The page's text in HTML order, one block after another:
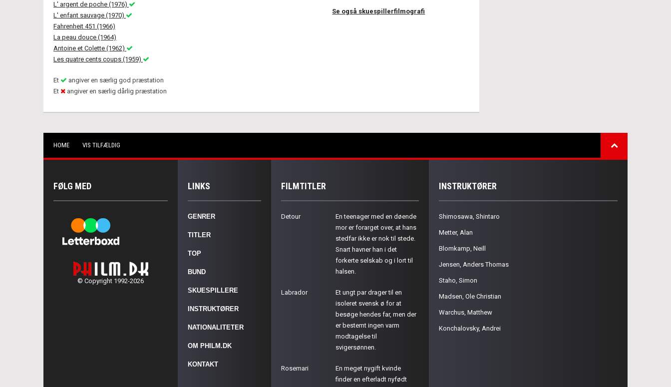
Se også skuespillerfilmografi
L' argent de poche (1976)
L' enfant sauvage (1970)
Fahrenheit 451 (1966)
La peau douce (1964)
Antoine et Colette (1962)
Les quatre cents coups (1959)
Et
angiver en særlig god præstation
Et
angiver en særlig dårlig præstation
HOME VIS TILFÆLDIG
FØLG MED
© Copyright 1992-2026
LINKS
GENRER
TITLER
TOP
BUND
SKUESPILLERE
INSTRUKTØRER
NATIONALITETER
OM PHILM.DK
KONTAKT
FILMTITLER
Detour
En teenager med en døende
mor er forarget over, at hans
stedfar ikke er nok til stede.
Snart havner han i det
forkerte selskab og i lort til
halsen.
Labrador
Et ungt par drager til en
isoleret svensk ø for at
besøge hendes far, men der
er bestemt ingen varm
modtagelse til
svigersønnen.
Rosemari
En meget nygift kvinde
finder en efterladt nyfødt
INSTRUKTØRER
Shimosawa, Shintaro
Metter, Alan
Blomkamp, Neill
Jensen, Anders Thomas
Staho, Simon
Madsen, Ole Christian
Warchus, Matthew
Konchalovsky, Andrei